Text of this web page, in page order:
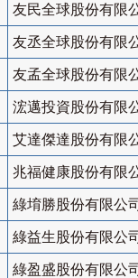
友民全球股份有限
友丞全球股份有限
友孟全球股份有限
浤邁投資股份有限
艾達傑達股份有限
兆福健康股份有限
綠堉勝股份有限公司
綠益生股份有限公司
綠盈盛股份有限公司